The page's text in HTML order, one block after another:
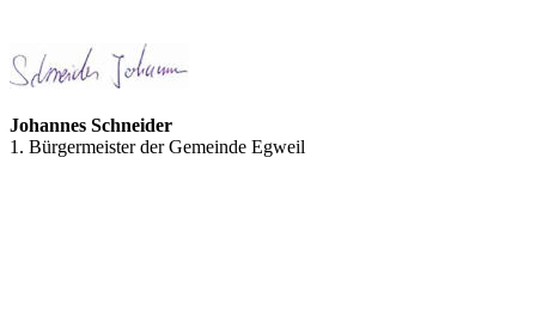
Johannes Schneider
1. Bürgermeister der Gemeinde Egweil